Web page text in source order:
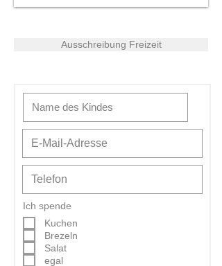
Ausschreibung Freizeit
Ich spende
Kuchen
Brezeln
Salat
egal